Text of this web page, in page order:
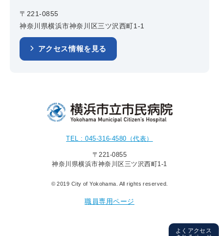
よくアクセス
〒221-0855
神奈川県横浜市神奈川区三ツ沢西町1-1
アクセス情報を見る
TEL : 045-316-4580（代表）
〒221-0855
神奈川県横浜市神奈川区三ツ沢西町1-1
© 2019 City of Yokohama. All rights reserved.
職員専用ページ